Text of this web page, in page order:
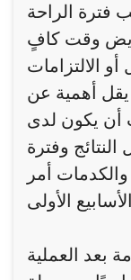
فترة الراحة
وقت كافٍ
الالتزامات
يقل أهمية عن
أن يكون لدى
وفترة
أمر
بعد العملية